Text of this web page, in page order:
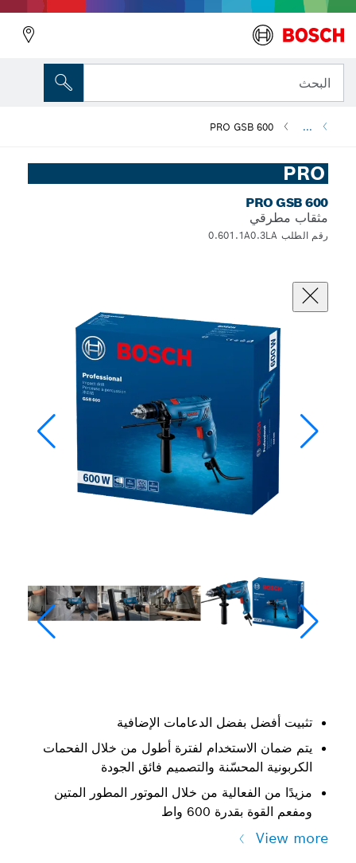
البحث
...
PRO GSB 600
PRO
PRO GSB 600
مثقاب مطرقي
رقم الطلب 0.601.1A0.3LA
تثبيت أفضل بفضل الدعامات الإضافية
يتم ضمان الاستخدام لفترة أطول من خلال الفحمات
الكربونية المحسّنة والتصميم فائق الجودة
مزيدًا من الفعالية من خلال الموتور المطور المتين
ومفعم القوة بقدرة 600 واط
View more